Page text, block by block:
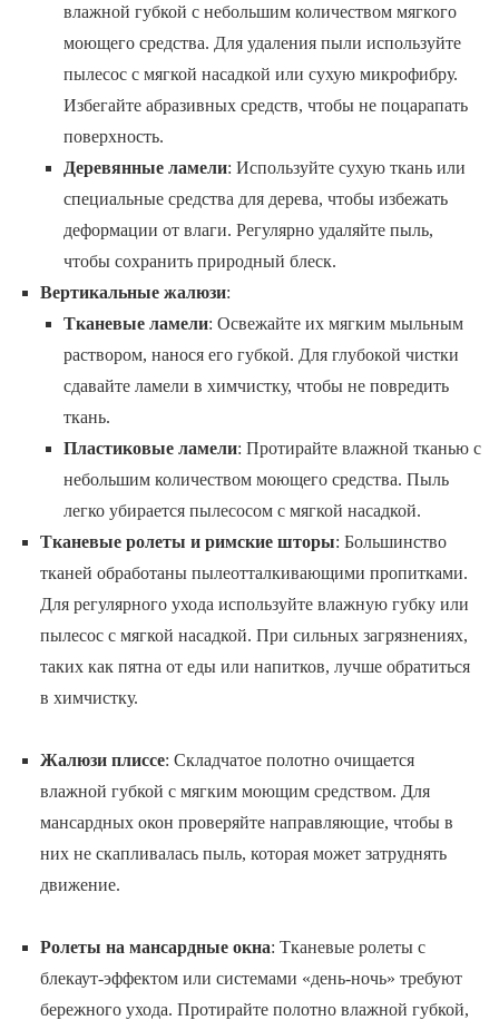
влажной губкой с небольшим количеством мягкого
моющего средства. Для удаления пыли используйте
пылесос с мягкой насадкой или сухую микрофибру.
Избегайте абразивных средств, чтобы не поцарапать
поверхность.
Деревянные ламели: Используйте сухую ткань или
специальные средства для дерева, чтобы избежать
деформации от влаги. Регулярно удаляйте пыль,
чтобы сохранить природный блеск.
Вертикальные жалюзи:
Тканевые ламели: Освежайте их мягким мыльным
раствором, нанося его губкой. Для глубокой чистки
сдавайте ламели в химчистку, чтобы не повредить
ткань.
Пластиковые ламели: Протирайте влажной тканью с
небольшим количеством моющего средства. Пыль
легко убирается пылесосом с мягкой насадкой.
Тканевые ролеты и римские шторы: Большинство
тканей обработаны пылеотталкивающими пропитками.
Для регулярного ухода используйте влажную губку или
пылесос с мягкой насадкой. При сильных загрязнениях,
таких как пятна от еды или напитков, лучше обратиться
в химчистку.
Жалюзи плиссе: Складчатое полотно очищается
влажной губкой с мягким моющим средством. Для
мансардных окон проверяйте направляющие, чтобы в
них не скапливалась пыль, которая может затруднять
движение.
Ролеты на мансардные окна: Тканевые ролеты с
блекаут-эффектом или системами «день-ночь» требуют
бережного ухода. Протирайте полотно влажной губкой,